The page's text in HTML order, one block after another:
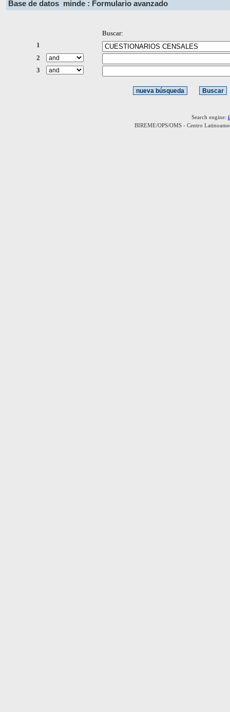
Base de datos minde : Formulario avanzado
Buscar:
1
2
3
Search engine:
BIREME/OPS/OMS - Centro